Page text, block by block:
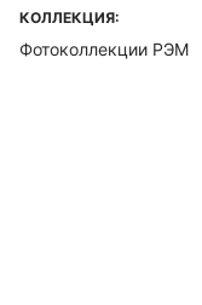
КОЛЛЕКЦИЯ:
Фотоколлекции РЭМ